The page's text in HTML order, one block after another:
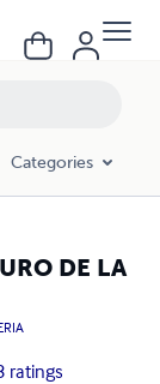
Categories
DE LA
ratings